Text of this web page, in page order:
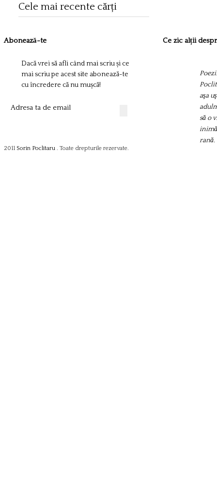
Cele mai recente cărți
Abonează-te
Dacă vrei să afli când mai scriu și ce
mai scriu pe acest site abonează-te
cu încredere că nu mușcă!
Ce zic alții
aşa
să o
rană.
2011 Sorin Poclitaru . Toate drepturile rezervate.